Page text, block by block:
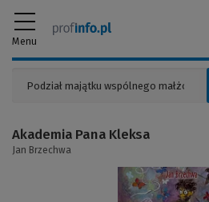
Menu
Akademia Pana Kleksa
Jan Brzechwa